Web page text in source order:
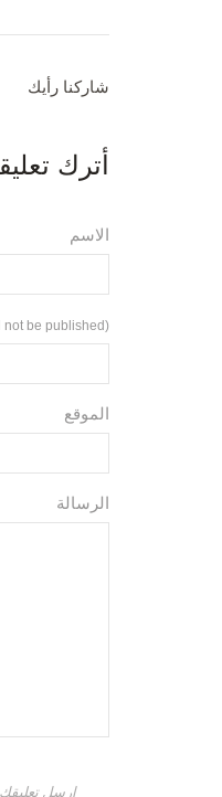
شاركنا رأيك
أترك
الاسم
not be published)
الموقع
الرسالة